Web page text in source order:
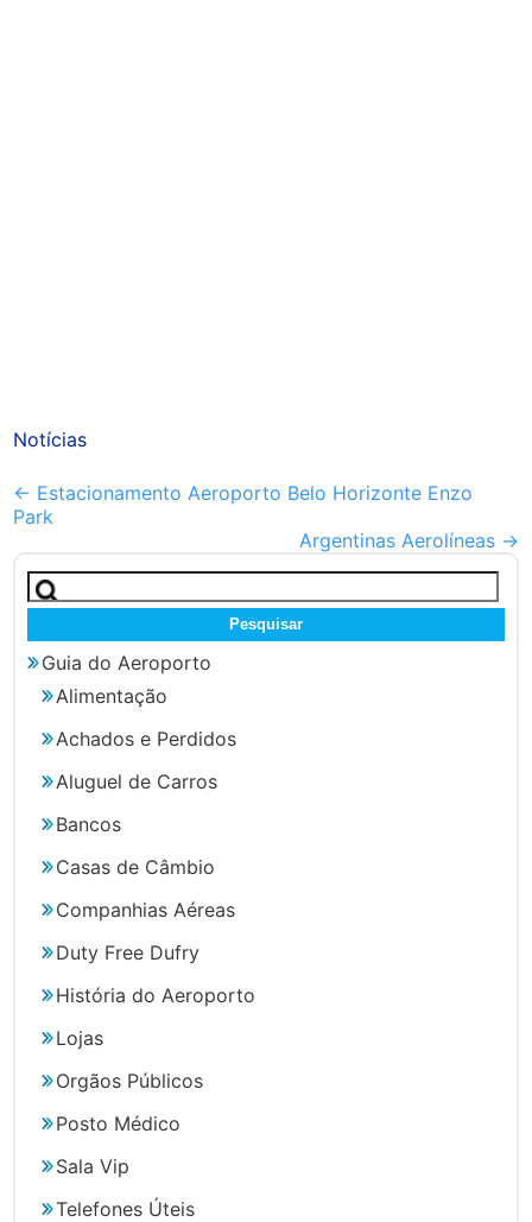
Notícias
Outros
artigos
← Estacionamento Aeroporto Belo Horizonte Enzo
Park
Argentinas Aerolíneas →
Pesquisar
por:
Guia do Aeroporto
Alimentação
Achados e Perdidos
Aluguel de Carros
Bancos
Casas de Câmbio
Companhias Aéreas
Duty Free Dufry
História do Aeroporto
Lojas
Orgãos Públicos
Posto Médico
Sala Vip
Telefones Úteis